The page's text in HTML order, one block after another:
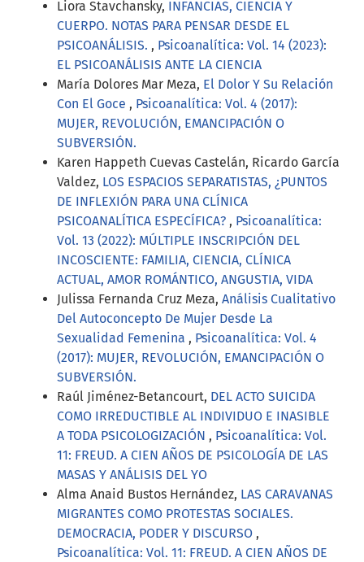
Liora Stavchansky, INFANCIAS, CIENCIA Y
CUERPO. NOTAS PARA PENSAR DESDE EL
PSICOANÁLISIS. , Psicoanalítica: Vol. 14 (2023):
EL PSICOANÁLISIS ANTE LA CIENCIA
María Dolores Mar Meza, El Dolor Y Su Relación
Con El Goce , Psicoanalítica: Vol. 4 (2017):
MUJER, REVOLUCIÓN, EMANCIPACIÓN O
SUBVERSIÓN.
Karen Happeth Cuevas Castelán, Ricardo García
Valdez, LOS ESPACIOS SEPARATISTAS, ¿PUNTOS
DE INFLEXIÓN PARA UNA CLÍNICA
PSICOANALÍTICA ESPECÍFICA? , Psicoanalítica:
Vol. 13 (2022): MÚLTIPLE INSCRIPCIÓN DEL
INCOSCIENTE: FAMILIA, CIENCIA, CLÍNICA
ACTUAL, AMOR ROMÁNTICO, ANGUSTIA, VIDA
Julissa Fernanda Cruz Meza, Análisis Cualitativo
Del Autoconcepto De Mujer Desde La
Sexualidad Femenina , Psicoanalítica: Vol. 4
(2017): MUJER, REVOLUCIÓN, EMANCIPACIÓN O
SUBVERSIÓN.
Raúl Jiménez-Betancourt, DEL ACTO SUICIDA
COMO IRREDUCTIBLE AL INDIVIDUO E INASIBLE
A TODA PSICOLOGIZACIÓN , Psicoanalítica: Vol.
11: FREUD. A CIEN AÑOS DE PSICOLOGÍA DE LAS
MASAS Y ANÁLISIS DEL YO
Alma Anaid Bustos Hernández, LAS CARAVANAS
MIGRANTES COMO PROTESTAS SOCIALES.
DEMOCRACIA, PODER Y DISCURSO ,
Psicoanalítica: Vol. 11: FREUD. A CIEN AÑOS DE